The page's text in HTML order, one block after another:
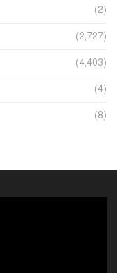
(2)
(2,727)
(4,403)
(4)
(8)